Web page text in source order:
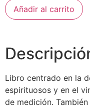
Añadir al carrito
Libro centrado en la
espirituosos y en el
de medición.